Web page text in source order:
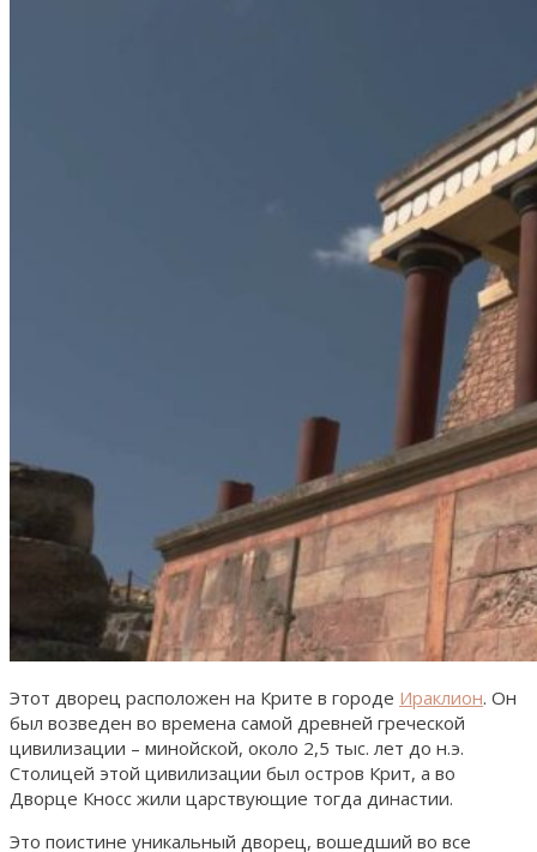
Этот дворец расположен на Крите в городе Ираклион. Он
был возведен во времена самой древней греческой
цивилизации – минойской, около 2,5 тыс. лет до н.э.
Столицей этой цивилизации был остров Крит, а во
Дворце Кносс жили царствующие тогда династии.
Это поистине уникальный дворец, вошедший во все